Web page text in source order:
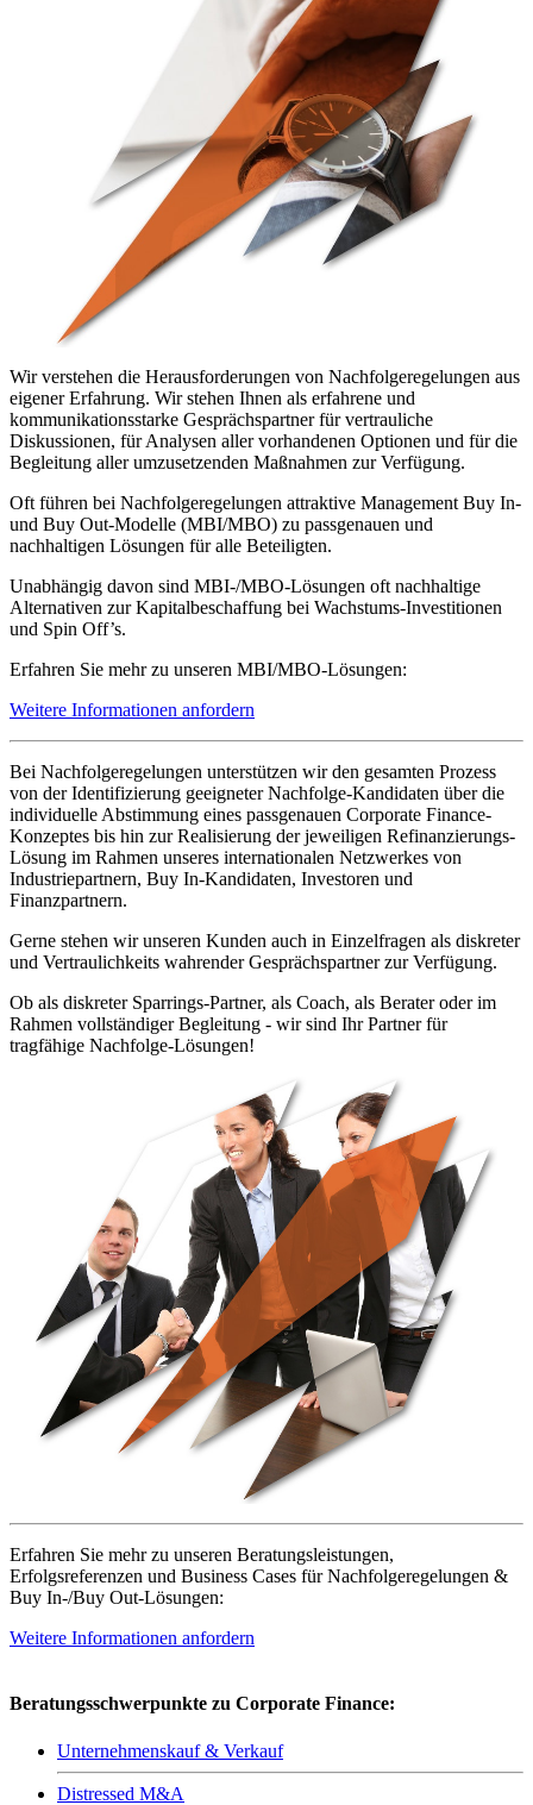
Wir verstehen die Herausforderungen von Nachfolgeregelungen aus
eigener Erfahrung. Wir stehen Ihnen als erfahrene und
kommunikationsstarke Gesprächspartner für vertrauliche
Diskussionen, für Analysen aller vorhandenen Optionen und für die
Begleitung aller umzusetzenden Maßnahmen zur Verfügung.
Oft führen bei Nachfolgeregelungen attraktive Management Buy In-
und Buy Out-Modelle (MBI/MBO) zu passgenauen und
nachhaltigen Lösungen für alle Beteiligten.
Unabhängig davon sind MBI-/MBO-Lösungen oft nachhaltige
Alternativen zur Kapitalbeschaffung bei Wachstums-Investitionen
und Spin Off’s.
Erfahren Sie mehr zu unseren MBI/MBO-Lösungen:
Weitere Informationen anfordern
Bei Nachfolgeregelungen unterstützen wir den gesamten Prozess
von der Identifizierung geeigneter Nachfolge-Kandidaten über die
individuelle Abstimmung eines passgenauen Corporate Finance-
Konzeptes bis hin zur Realisierung der jeweiligen Refinanzierungs-
Lösung im Rahmen unseres internationalen Netzwerkes von
Industriepartnern, Buy In-Kandidaten, Investoren und
Finanzpartnern.
Gerne stehen wir unseren Kunden auch in Einzelfragen als diskreter
und Vertraulichkeits wahrender Gesprächspartner zur Verfügung.
Ob als diskreter Sparrings-Partner, als Coach, als Berater oder im
Rahmen vollständiger Begleitung - wir sind Ihr Partner für
tragfähige Nachfolge-Lösungen!
Erfahren Sie mehr zu unseren Beratungsleistungen,
Erfolgsreferenzen und Business Cases für Nachfolgeregelungen &
Buy In-/Buy Out-Lösungen:
Weitere Informationen anfordern
Beratungsschwerpunkte zu Corporate Finance:
Unternehmenskauf & Verkauf
Distressed M&A